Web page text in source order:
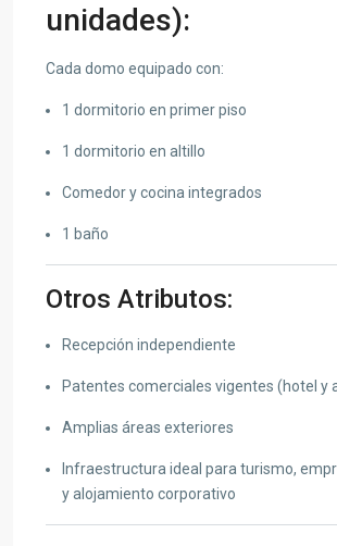
unidades):
Cada domo equipado con:
1 dormitorio en primer piso
1 dormitorio en altillo
Comedor y cocina integrados
1 baño
Otros Atributos:
Recepción independiente
Patentes comerciales vigentes (hotel y
Amplias áreas exteriores
Infraestructura ideal para turismo,
y alojamiento corporativo